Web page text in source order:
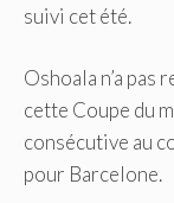
suivi cet été.
Oshoala n’a pas
cette Coupe du
consécutive au
pour Barcelone.